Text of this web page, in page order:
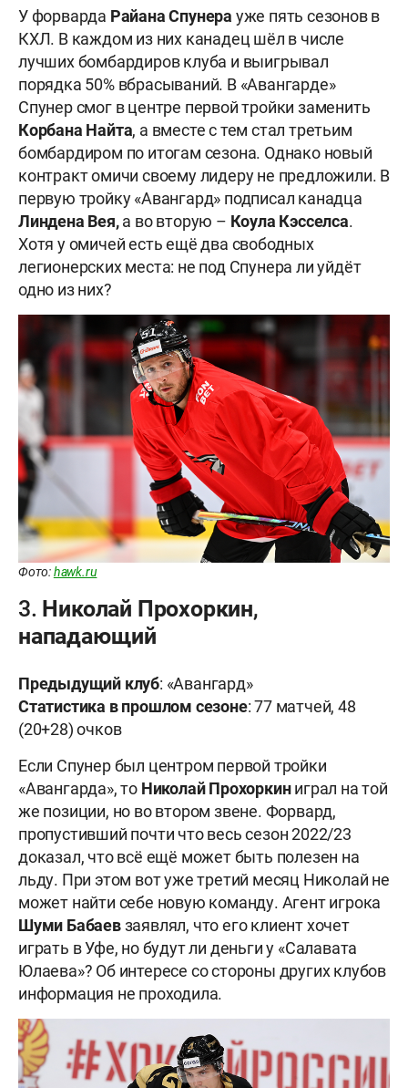
У форварда Райана Спунера уже пять сезонов в
КХЛ. В каждом из них канадец шёл в числе
лучших бомбардиров клуба и выигрывал
порядка 50% вбрасываний. В «Авангарде»
Спунер смог в центре первой тройки заменить
Корбана Найта, а вместе с тем стал третьим
бомбардиром по итогам сезона. Однако новый
контракт омичи своему лидеру не предложили. В
первую тройку «Авангард» подписал канадца
Линдена Вея,а во вторую – Коула Кэсселса.
Хотя у омичей есть ещё два свободных
легионерских места: не под Спунера ли уйдёт
одно из них?
Фото:hawk.ru
3. Николай Прохоркин,
нападающий
Предыдущий клуб: «Авангард»
Статистика в прошлом сезоне: 77 матчей, 48
(20+28) очков
Если Спунер был центром первой тройки
«Авангарда», то Николай Прохоркиниграл на той
же позиции, но во втором звене. Форвард,
пропустивший почти что весь сезон 2022/23
доказал, что всё ещё может быть полезен на
льду. При этом вот уже третий месяц Николай не
может найти себе новую команду. Агент игрока
Шуми Бабаевзаявлял, что его клиент хочет
играть в Уфе, но будут ли деньги у «Салавата
Юлаева»? Об интересе со стороны других клубов
информация не проходила.